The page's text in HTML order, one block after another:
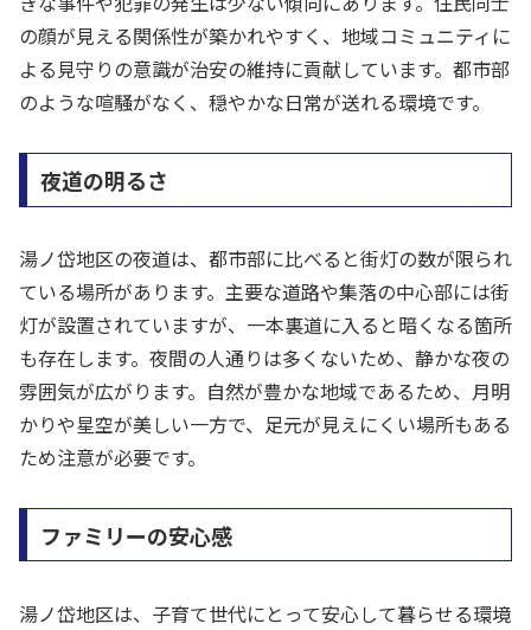
の顔が見える関係性が築かれやすく、地域コミュニティに
よる見守りの意識が治安の維持に貢献しています。都市部
のような喧騒がなく、穏やかな日常が送れる環境です。
夜道の明るさ
湯ノ岱地区の夜道は、都市部に比べると街灯の数が限られ
ている場所があります。主要な道路や集落の中心部には街
灯が設置されていますが、一本裏道に入ると暗くなる箇所
も存在します。夜間の人通りは多くないため、静かな夜の
雰囲気が広がります。自然が豊かな地域であるため、月明
かりや星空が美しい一方で、足元が見えにくい場所もある
ため注意が必要です。
ファミリーの安心感
湯ノ岱地区は、子育て世代にとって安心して暮らせる環境